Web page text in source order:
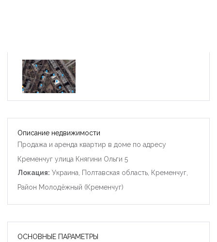
Описание недвижимости
Продажа и аренда квартир в доме по адресу
Кременчуг улица Княгини Ольги 5
Локация: Украина, Полтавская область, Кременчуг,
Район Молодёжный (Кременчуг)
ОСНОВНЫЕ ПАРАМЕТРЫ